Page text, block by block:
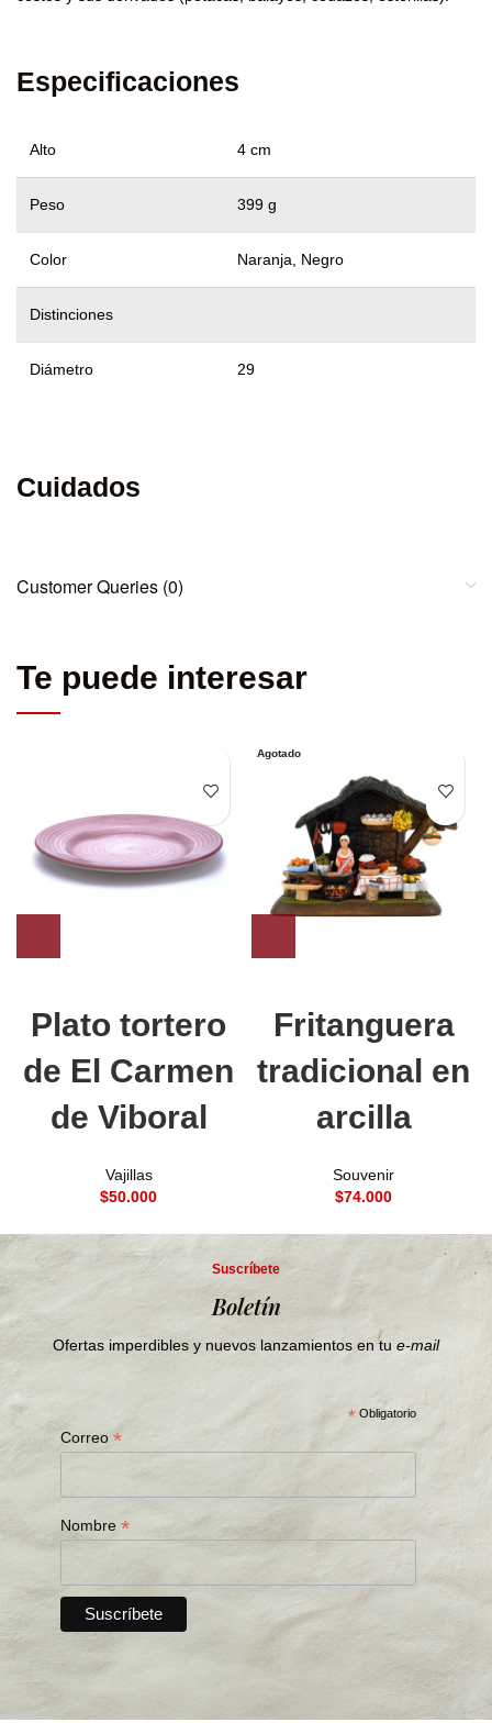
Especificaciones
Alto 4 cm
Peso 399 g
Color Naranja, Negro
Distinciones
Diámetro 29
Cuidados
Customer Queries (0)
Te puede interesar
Plato tortero
de El Carmen
de Viboral
Vajillas
$
Agotado
Fritanguera
tradicional en
arcilla
Souvenir
$
Suscríbete
Boletín
Ofertas imperdibles y nuevos lanzamientos en tu e-mail
* Obligatorio
Correo*
Nombre*